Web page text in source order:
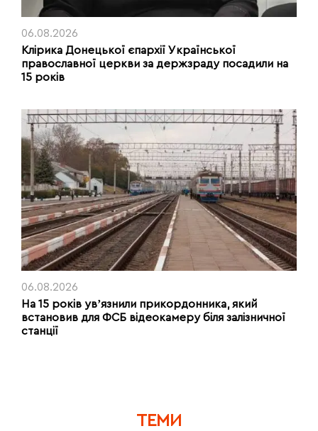
06.08.2026
Клірика Донецької єпархії Української
православної церкви за держзраду посадили на
15 років
06.08.2026
На 15 років увʼязнили прикордонника, який
встановив для ФСБ відеокамеру біля залізничної
станції
ТЕМИ